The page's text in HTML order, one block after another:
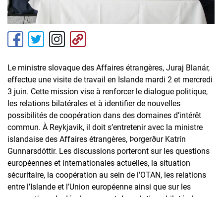
Le ministre slovaque des Affaires étrangères, Juraj Blanár,
effectue une visite de travail en Islande mardi 2 et mercredi
3 juin. Cette mission vise à renforcer le dialogue politique,
les relations bilatérales et à identifier de nouvelles
possibilités de coopération dans des domaines d’intérêt
commun. À Reykjavik, il doit s’entretenir avec la ministre
islandaise des Affaires étrangères, Þorgerður Katrín
Gunnarsdóttir. Les discussions porteront sur les questions
européennes et internationales actuelles, la situation
sécuritaire, la coopération au sein de l’OTAN, les relations
entre l’Islande et l’Union européenne ainsi que sur les